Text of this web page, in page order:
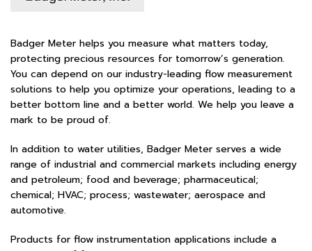
Badger Meter helps you measure what matters today,
protecting precious resources for tomorrow’s generation.
You can depend on our industry-leading flow measurement
solutions to help you optimize your operations, leading to a
better bottom line and a better world. We help you leave a
mark to be proud of.
In addition to water utilities, Badger Meter serves a wide
range of industrial and commercial markets including energy
and petroleum; food and beverage; pharmaceutical;
chemical; HVAC; process; wastewater; aerospace and
automotive.
Products for flow instrumentation applications include a